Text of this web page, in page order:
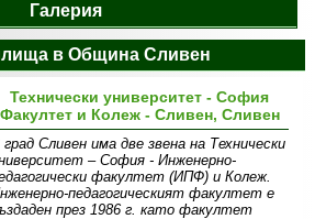
Галерия
в Община Сливен
Технически университет - София
Факултет и Колеж - Сливен, Сливен
Сливен има две звена на Технически
– София - Инженерно-
факултет (ИПФ) и Колеж.
педагогическият факултет е
през 1986 г. като факултет